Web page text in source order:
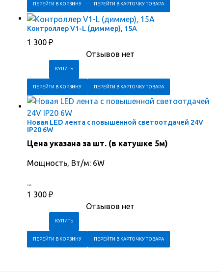
ПЕРЕЙТИ В КОРЗИНУ ПЕРЕЙТИ В КАРТОЧКУ ТОВАРА
Контроллер V1-L (диммер), 15А
1 300 ₽
Отзывов нет
ПЕРЕЙТИ В КОРЗИНУ ПЕРЕЙТИ В КАРТОЧКУ ТОВАРА
Новая LED лента с повышенной светоотдачей 24V
IP20 6W
Цена указана за шт. (в катушке 5м)
Мощность, Вт/м: 6W
...
1 300 ₽
Отзывов нет
ПЕРЕЙТИ В КОРЗИНУ ПЕРЕЙТИ В КАРТОЧКУ ТОВАРА